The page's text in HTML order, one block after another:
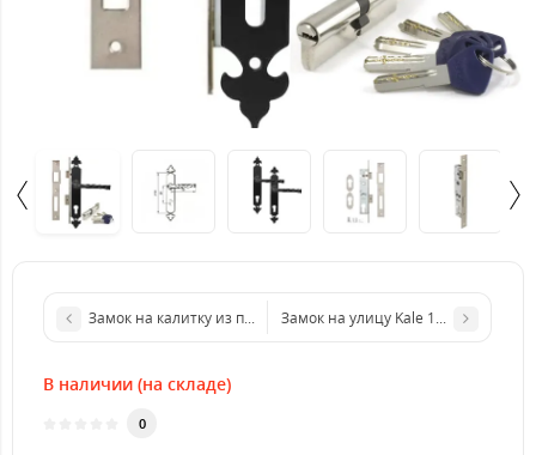
Замок на калитку из профнастила Kale 153U с ручкой RAL
Замок на улицу Kale 153U-ex101-
В наличии (на складе)
0